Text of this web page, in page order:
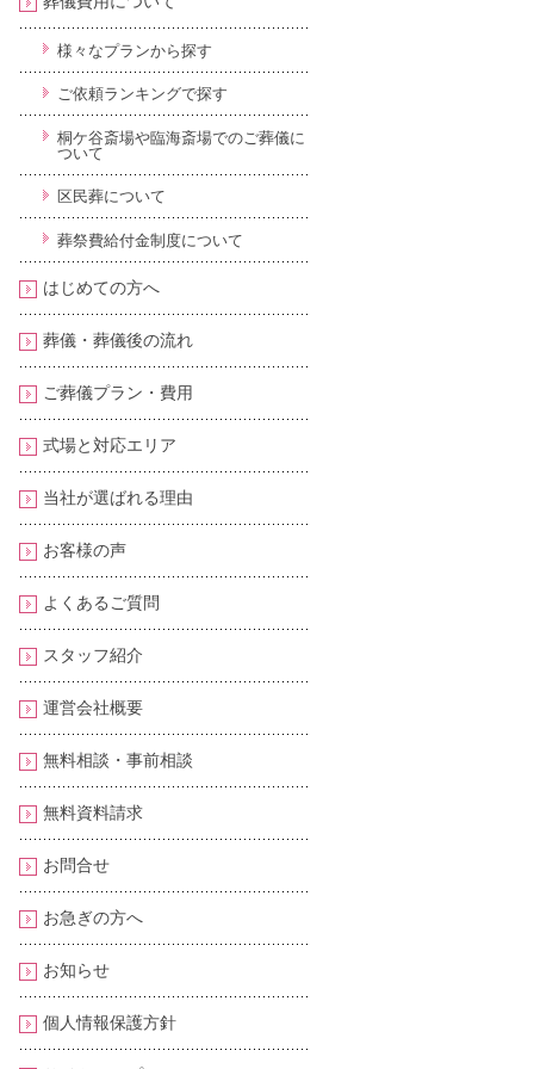
様々なプランから探す
ご依頼ランキングで探す
桐ケ谷斎場や臨海斎場でのご葬儀に
ついて
区民葬について
葬祭費給付金制度について
はじめての方へ
葬儀・葬儀後の流れ
ご葬儀プラン・費用
式場と対応エリア
当社が選ばれる理由
お客様の声
よくあるご質問
スタッフ紹介
運営会社概要
無料相談・事前相談
無料資料請求
お問合せ
お急ぎの方へ
お知らせ
個人情報保護方針